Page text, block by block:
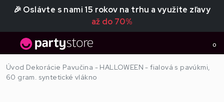
🎉 Oslávte s nami 15 rokov na trhu a využite zľavy
až do 70%
0
Úvod Dekorácie Pavučina - HALLOWEEN - fialová s pavúkmi,
60 gram. syntetické vlákno